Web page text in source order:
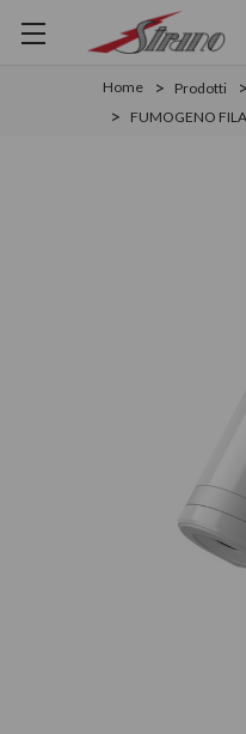
Home Prodotti
FUMOGENO